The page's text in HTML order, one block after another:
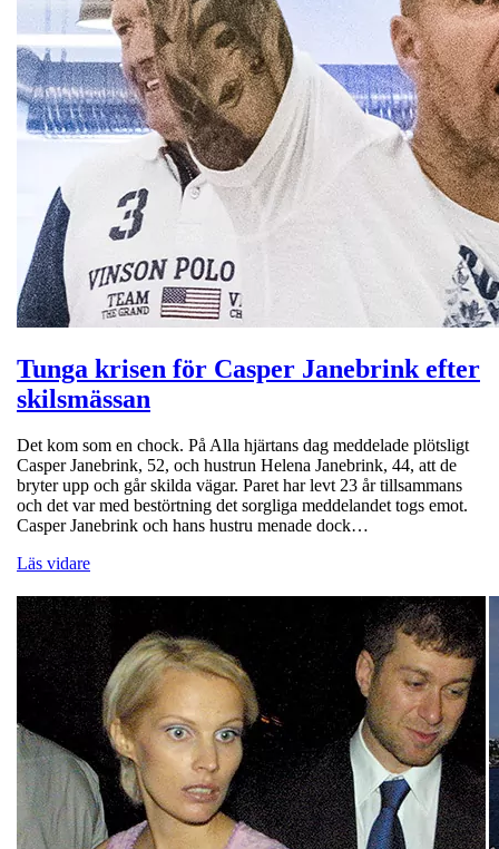
Tunga krisen för Casper Janebrink efter
skilsmässan
Det kom som en chock. På Alla hjärtans dag meddelade plötsligt
Casper Janebrink, 52, och hustrun Helena Janebrink, 44, att de
bryter upp och går skilda vägar. Paret har levt 23 år tillsammans
och det var med bestörtning det sorgliga meddelandet togs emot.
Casper Janebrink och hans hustru menade dock…
Läs vidare